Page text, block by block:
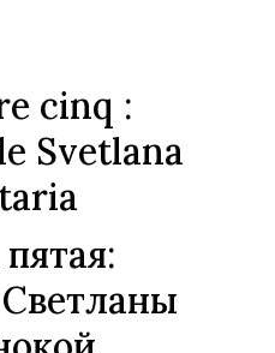
cinq :
Svetlana